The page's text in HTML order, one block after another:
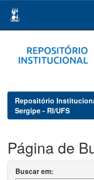
navigation
Repositório
Sergipe - RI/UFS
Página de
Buscar em: